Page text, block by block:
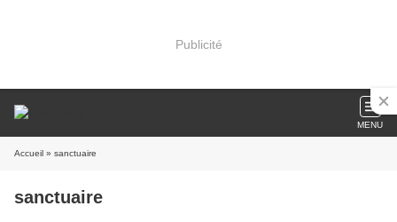
Publicité
MENU
Accueil » sanctuaire
sanctuaire